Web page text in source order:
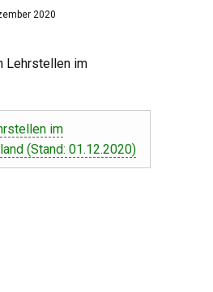
2020
Lehrstellen im
im
(Stand: 01.12.2020)